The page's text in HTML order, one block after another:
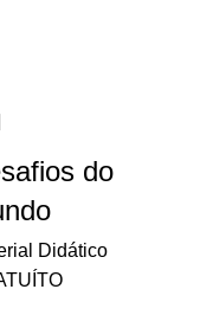
do
Didático